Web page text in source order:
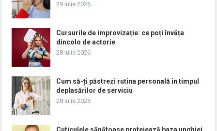
29 iulie 2026
Cursurile de improvizație: ce poți învăța
dincolo de actorie
28 iulie 2026
Cum să-ți păstrezi rutina personală în timpul
deplasărilor de serviciu
28 iulie 2026